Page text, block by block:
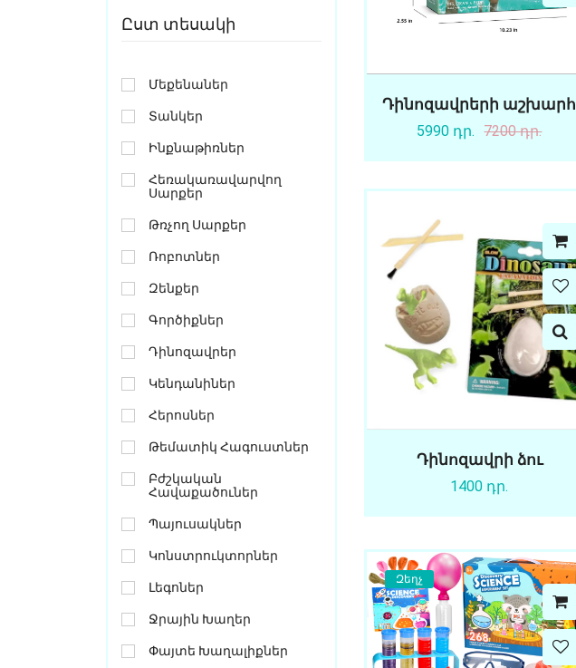
Դինոզավրերի աշխարհ
5990 դր. 7200 դր.
Դինոզավրի ձու
1400 դր.
Զեղչ
Ըստ տեսակի
Մեքենաներ
Տանկեր
Ինքնաթիռներ
Հեռակառավարվող
Սարքեր
Թռչող Սարքեր
Ռոբոտներ
Զենքեր
Գործիքներ
Դինոզավրեր
Կենդանիներ
Հերոսներ
Թեմատիկ Հագուստներ
Բժշկական
Հավաքածուներ
Պայուսակներ
Կոնստրուկտորներ
Լեգոներ
Ջրային Խաղեր
Փայտե Խաղալիքներ